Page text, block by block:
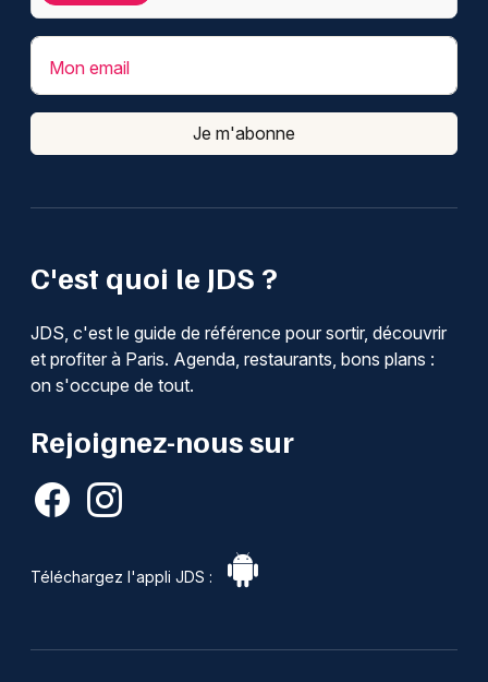
C'est quoi le JDS ?
JDS, c'est le guide de référence pour sortir, découvrir
et profiter à Paris. Agenda, restaurants, bons plans :
on s'occupe de tout.
Rejoignez-nous sur
Téléchargez l'appli JDS :
Mon email
Je m'abonne